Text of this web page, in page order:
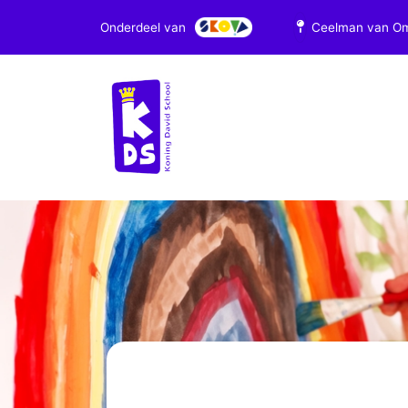
Onderdeel van Ceelman van